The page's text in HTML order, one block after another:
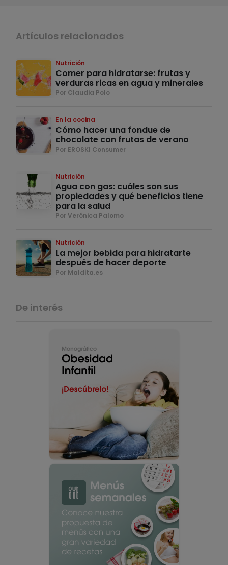
Artículos relacionados
Nutrición
Comer para hidratarse: frutas y
verduras ricas en agua y minerales
Por Claudia Polo
En la cocina
Cómo hacer una fondue de
chocolate con frutas de verano
Por EROSKI Consumer
Nutrición
Agua con gas: cuáles son sus
propiedades y qué beneficios tiene
para la salud
Por Verónica Palomo
Nutrición
La mejor bebida para hidratarte
después de hacer deporte
Por Maldita.es
De interés